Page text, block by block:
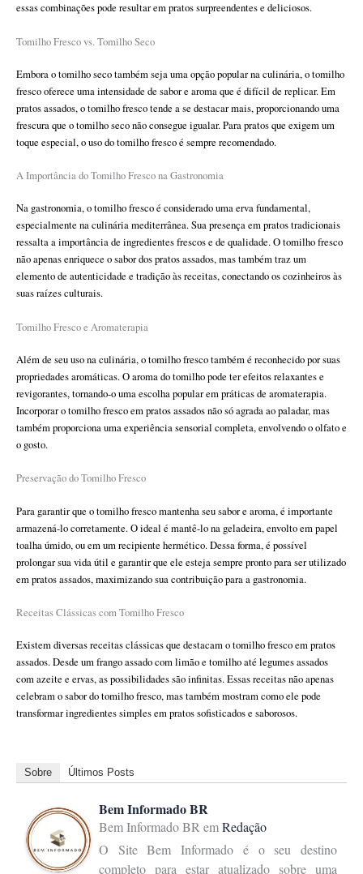
essas combinações pode resultar em pratos surpreendentes e deliciosos.
Tomilho Fresco vs. Tomilho Seco
Embora o tomilho seco também seja uma opção popular na culinária, o tomilho
fresco oferece uma intensidade de sabor e aroma que é difícil de replicar. Em
pratos assados, o tomilho fresco tende a se destacar mais, proporcionando uma
frescura que o tomilho seco não consegue igualar. Para pratos que exigem um
toque especial, o uso do tomilho fresco é sempre recomendado.
A Importância do Tomilho Fresco na Gastronomia
Na gastronomia, o tomilho fresco é considerado uma erva fundamental,
especialmente na culinária mediterrânea. Sua presença em pratos tradicionais
ressalta a importância de ingredientes frescos e de qualidade. O tomilho fresco
não apenas enriquece o sabor dos pratos assados, mas também traz um
elemento de autenticidade e tradição às receitas, conectando os cozinheiros às
suas raízes culturais.
Tomilho Fresco e Aromaterapia
Além de seu uso na culinária, o tomilho fresco também é reconhecido por suas
propriedades aromáticas. O aroma do tomilho pode ter efeitos relaxantes e
revigorantes, tornando-o uma escolha popular em práticas de aromaterapia.
Incorporar o tomilho fresco em pratos assados não só agrada ao paladar, mas
também proporciona uma experiência sensorial completa, envolvendo o olfato e
o gosto.
Preservação do Tomilho Fresco
Para garantir que o tomilho fresco mantenha seu sabor e aroma, é importante
armazená-lo corretamente. O ideal é mantê-lo na geladeira, envolto em papel
toalha úmido, ou em um recipiente hermético. Dessa forma, é possível
prolongar sua vida útil e garantir que ele esteja sempre pronto para ser utilizado
em pratos assados, maximizando sua contribuição para a gastronomia.
Receitas Clássicas com Tomilho Fresco
Existem diversas receitas clássicas que destacam o tomilho fresco em pratos
assados. Desde um frango assado com limão e tomilho até legumes assados
com azeite e ervas, as possibilidades são infinitas. Essas receitas não apenas
celebram o sabor do tomilho fresco, mas também mostram como ele pode
transformar ingredientes simples em pratos sofisticados e saborosos.
Sobre Últimos Posts
Bem Informado BR
Bem Informado BR emRedação
O Site Bem Informado é o seu destino
completo para estar atualizado sobre uma